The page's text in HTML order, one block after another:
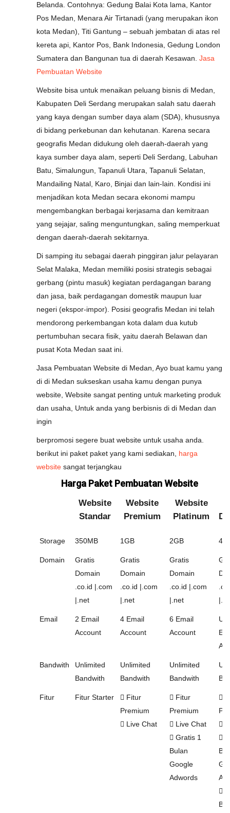
Belanda. Contohnya: Gedung Balai Kota lama, Kantor
Pos Medan, Menara Air Tirtanadi (yang merupakan ikon
kota Medan), Titi Gantung – sebuah jembatan di atas rel
kereta api, Kantor Pos, Bank Indonesia, Gedung London
Sumatera dan Bangunan tua di daerah Kesawan. Jasa
Pembuatan Website
Website bisa untuk menaikan peluang bisnis di Medan,
Kabupaten Deli Serdang merupakan salah satu daerah
yang kaya dengan sumber daya alam (SDA), khususnya
di bidang perkebunan dan kehutanan. Karena secara
geografis Medan didukung oleh daerah-daerah yang
kaya sumber daya alam, seperti Deli Serdang, Labuhan
Batu, Simalungun, Tapanuli Utara, Tapanuli Selatan,
Mandailing Natal, Karo, Binjai dan lain-lain. Kondisi ini
menjadikan kota Medan secara ekonomi mampu
mengembangkan berbagai kerjasama dan kemitraan
yang sejajar, saling menguntungkan, saling memperkuat
dengan daerah-daerah sekitarnya.
Di samping itu sebagai daerah pinggiran jalur pelayaran
Selat Malaka, Medan memiliki posisi strategis sebagai
gerbang (pintu masuk) kegiatan perdagangan barang
dan jasa, baik perdagangan domestik maupun luar
negeri (ekspor-impor). Posisi geografis Medan ini telah
mendorong perkembangan kota dalam dua kutub
pertumbuhan secara fisik, yaitu daerah Belawan dan
pusat Kota Medan saat ini.
Jasa Pembuatan Website di Medan, Ayo buat kamu yang
di di Medan sukseskan usaha kamu dengan punya
website, Website sangat penting untuk marketing produk
dan usaha, Untuk anda yang berbisnis di di Medan dan
ingin
berpromosi segere buat website untuk usaha anda.
berikut ini paket paket yang kami sediakan, harga
website sangat terjangkau
Harga Paket Pembuatan Website
Website
Standar
Website
Premium
Website
Platinum
Storage 350MB 1GB 2GB
Domain
Gratis
Domain
.co.id |.com
|.net
Gratis
Domain
.co.id |.com
|.net
Gratis
Domain
.co.id |.com
|.net
Email
2 Email
Account
4 Email
Account
6 Email
Account
Bandwith
Unlimited
Bandwith
Unlimited
Bandwith
Unlimited
Bandwith
Fitur Fitur Starter
Fitur
Premium
Live Chat
Fitur
Premium
Live Chat
Gratis 1
Bulan
Google
Adwords